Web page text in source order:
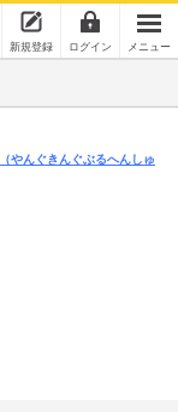
新規登録 ログイン メニュー
（やんぐきんぐぶるへんしゅ